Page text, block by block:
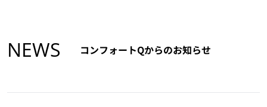
NEWS コンフォートQからのお知らせ